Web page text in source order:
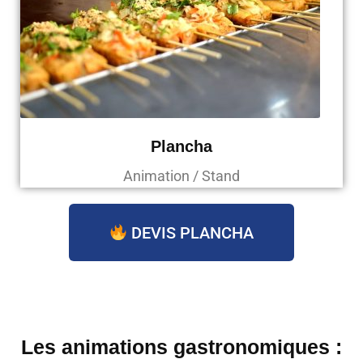
Plancha
Animation / Stand
DEVIS PLANCHA
Les animations gastronomiques :